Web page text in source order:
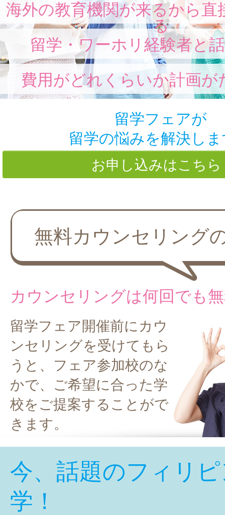
海外の教育機関が来るから直
る
留学・ワーホリ経験者と
費用がどれくらいか計画が
留学フェアが
留学の悩みを解決し
お申し込みはこちら
無料カウンセリング
カウンセリングは何回でも
留学フェア開催前にカウ
ンセリングを受けてもら
うと、フェア参加校のな
かで、ご希望に合った学
校をご提案することがで
きます。
今、話題のフィリ
学！